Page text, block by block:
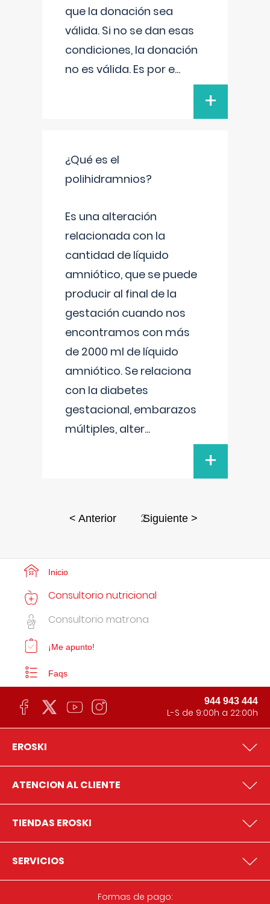
que la donación sea
válida. Si no se dan esas
condiciones, la donación
no es válida. Es por e...
+
¿Qué es el
polihidramnios?
Es una alteración
relacionada con la
cantidad de líquido
amniótico, que se puede
producir al final de la
gestación cuando nos
encontramos con más
de 2000 ml de líquido
amniótico. Se relaciona
con la diabetes
gestacional, embarazos
múltiples, alter...
+
< Anterior 2Siguiente >
Inicio
Consultorio nutricional
Consultorio matrona
¡Me apunto!
Faqs
944 943 444
L-S de 9:00h a 22:00h
EROSKI
ATENCION AL CLIENTE
TIENDAS EROSKI
SERVICIOS
Formas de pago: